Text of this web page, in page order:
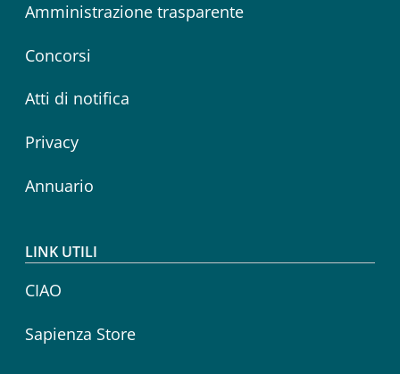
Amministrazione trasparente
Concorsi
Atti di notifica
Privacy
Annuario
LINK UTILI
CIAO
Sapienza Store